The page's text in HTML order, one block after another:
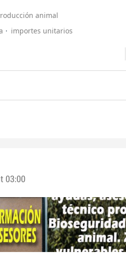
animal
importes unitarios
03:00